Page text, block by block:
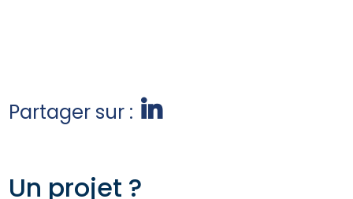
Partager sur :
Un projet ?